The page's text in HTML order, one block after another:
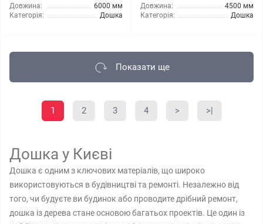
Довжина:
6000 мм
Категорія:
Дошка
Довжина:
4500 мм
Категорія:
Дошка
Показати ще
1 2 3 4 > >|
Дошка у Києві
Дошка є одним з ключових матеріалів, що широко
використовуються в будівництві та ремонті. Незалежно від
того, чи будуєте ви будинок або проводите дрібний ремонт,
дошка із дерева стане основою багатьох проектів. Це один із